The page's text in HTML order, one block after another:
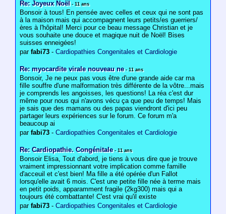
Re: Joyeux Noël - 11 ans
Bonsoir à tous! En pensée avec celles et ceux qui ne sont pas
à la maison mais qui accompagnent leurs petits/es guerriers/
ères à l'hôpital! Merci pour ce beau message Christian et je
vous souhaite une douce et magique nuit de Noël! Bises
suisses enneigées!
par fabi73- Cardiopathies Congenitales et Cardiologie
Re: myocardite virale nouveau ne- 11 ans
Bonsoir, Je ne peux pas vous être d'une grande aide car ma
fille souffre d'une malformation très différente de la vôtre...mais
je comprends les angoisses, les questions! La réa c'est dur
même pour nous qui n'avons vécu ça que peu de temps! Mais
je sais que des mamans ou des papas viendront d'ici peu
partager leurs expériences sur le forum. Ce forum m'a
beaucoup ai
par fabi73- Cardiopathies Congenitales et Cardiologie
Re: Cardiopathie. Congénitale- 11 ans
Bonsoir Elisa, Tout d'abord, je tiens à vous dire que je trouve
vraiment impressionnant votre implication comme famille
d'acceuil et c'est bien! Ma fille a été opérée d'un Fallot
lorsqu'elle avait 6 mois. C'est une petite fille née à terme mais
en petit poids, apparamment fragile (2kg300) mais qui a
toujours été combattante! C'est vrai qu'il existe
par fabi73- Cardiopathies Congenitales et Cardiologie